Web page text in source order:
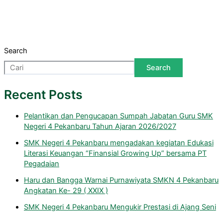
Search
Search
Recent Posts
Pelantikan dan Pengucapan Sumpah Jabatan Guru SMK
Negeri 4 Pekanbaru Tahun Ajaran 2026/2027
SMK Negeri 4 Pekanbaru mengadakan kegiatan Edukasi
Literasi Keuangan “Finansial Growing Up” bersama PT
Pegadaian
Haru dan Bangga Warnai Purnawiyata SMKN 4 Pekanbaru
Angkatan Ke- 29 ( XXIX )
SMK Negeri 4 Pekanbaru Mengukir Prestasi di Ajang Seni